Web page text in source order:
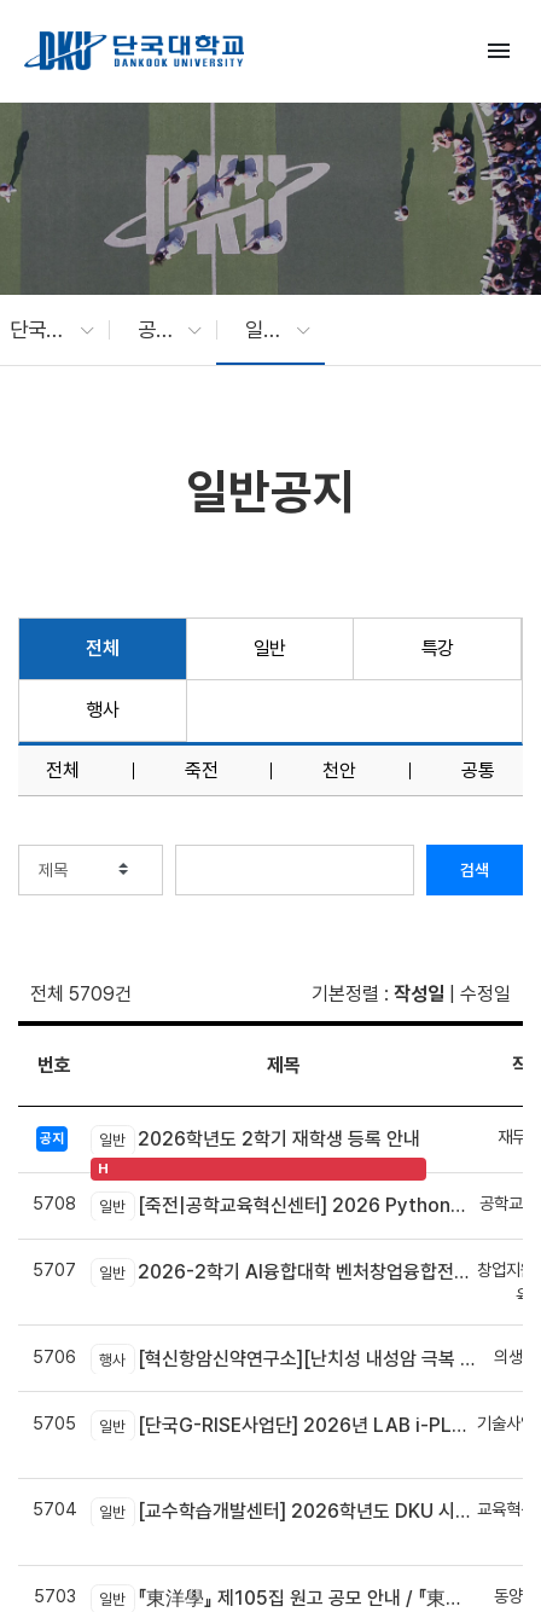
menu
단국대 소식 공지사항 일반공지
일반공지
전체 일반 특강
행사
전체 죽전 천안 공통
검색
전체 5709건 기본정렬 : 작성일 수정일
번호 제목 작
공지 일반 2026학년도 2학기 재학생 등록 안내
H
재무
5708 일반 [죽전|공학교육혁신센터] 2026 Python으로 구현하는 AI 영상인식과 로봇팔 제어 프로그램 신청 안내 공학교
5707 일반 2026-2학기 AI융합대학 벤처창업융합전공 안내
창업지원
육
5706 행사 [혁신항암신약연구소][난치성 내성암 극복 차세대 신약개발 글로벌 사업단] 심포지엄 8월 24일 ~ 25일 의생
5705 일반 [단국G-RISE사업단] 2026년 LAB i-PLUG 프로그램 과제 공고(~10.9.(금)까지)
기술사업
5704 일반 [교수학습개발센터] 2026학년도 DKU 시그니처 교수법 적용 교과목 개발 신청 안내
교육혁신
5703 일반 『東洋學』 제105집 원고 공모 안내 / 『東洋學』第105輯征稿启事 / Call for Papers : The Oriental Studies, the 105th Issue 동양